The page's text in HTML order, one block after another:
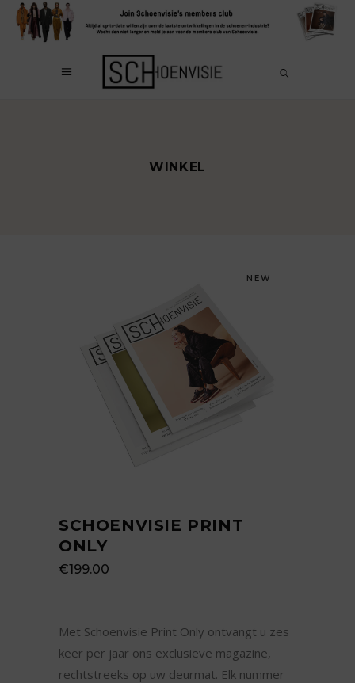
WINKEL
NEW
SCHOENVISIE PRINT
ONLY
€199.00
Met Schoenvisie Print Only ontvangt u zes
keer per jaar ons exclusieve magazine,
rechtstreeks op uw deurmat. Elk nummer